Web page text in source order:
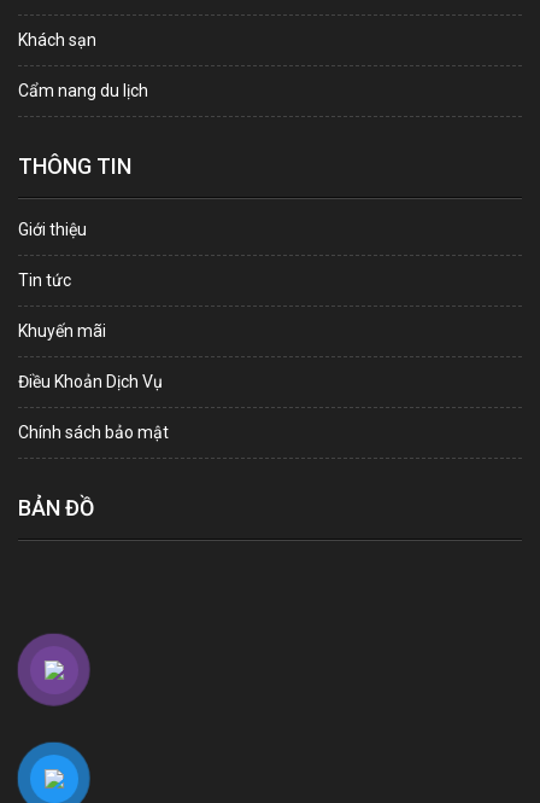
Khách sạn
Cẩm nang du lịch
THÔNG TIN
Giới thiệu
Tin tức
Khuyến mãi
Điều Khoản Dịch Vụ
Chính sách bảo mật
BẢN ĐỒ